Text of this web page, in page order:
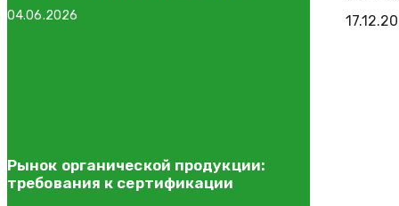
04.06.2026
Рынок органической продукции:
требования к сертификации